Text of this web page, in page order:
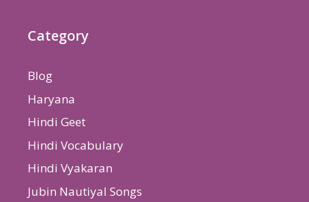
Category
Blog
Haryana
Hindi Geet
Hindi Vocabulary
Hindi Vyakaran
Jubin Nautiyal Songs